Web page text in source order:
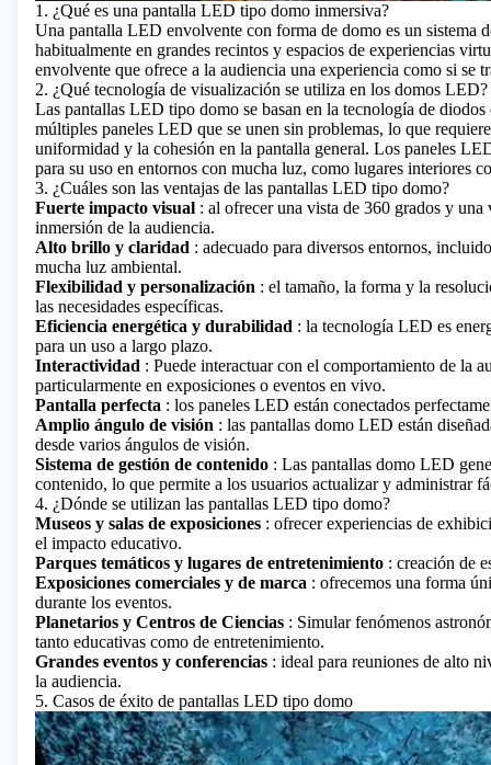
1. ¿Qué es una pantalla LED tipo domo inmersiva?
Una pantalla LED envolvente con forma de domo es un sistema
habitualmente en grandes recintos y espacios de experiencias
envolvente que ofrece a la audiencia una experiencia como si se
2. ¿Qué tecnología de visualización se utiliza en los domos LED?
Las pantallas LED tipo domo se basan en la tecnología de
múltiples paneles LED que se unen sin problemas, lo que
uniformidad y la cohesión en la pantalla general. Los paneles
para su uso en entornos con mucha luz, como lugares interiores
3. ¿Cuáles son las ventajas de las pantallas LED tipo domo?
Fuerte impacto visual : al ofrecer una vista de 360 ​​grados y
inmersión de la audiencia.
Alto brillo y claridad : adecuado para diversos entornos,
mucha luz ambiental.
Flexibilidad y personalización : el tamaño, la forma y la
las necesidades específicas.
Eficiencia energética y durabilidad : la tecnología LED es
para un uso a largo plazo.
Interactividad : Puede interactuar con el comportamiento de la
particularmente en exposiciones o eventos en vivo.
Pantalla perfecta : los paneles LED están conectados
Amplio ángulo de visión : las pantallas domo LED están
desde varios ángulos de visión.
Sistema de gestión de contenido : Las pantallas domo LED
contenido, lo que permite a los usuarios actualizar y administrar
4. ¿Dónde se utilizan las pantallas LED tipo domo?
Museos y salas de exposiciones : ofrecer experiencias de
el impacto educativo.
Parques temáticos y lugares de entretenimiento : creación de
Exposiciones comerciales y de marca : ofrecemos una forma
durante los eventos.
Planetarios y Centros de Ciencias : Simular fenómenos
tanto educativas como de entretenimiento.
Grandes eventos y conferencias : ideal para reuniones de alto
la audiencia.
5. Casos de éxito de pantallas LED tipo domo